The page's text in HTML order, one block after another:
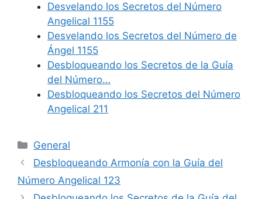
Desvelando los Secretos del Número
Angelical 1155
Desvelando los Secretos del Número de
Ángel 1155
Desbloqueando los Secretos de la Guía
del Número…
Desbloqueando los Secretos del Número
Angelical 211
Categories
General
Desbloqueando Armonía con la Guía del
Número Angelical 123